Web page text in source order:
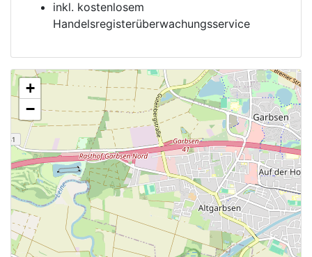
inkl. kostenlosem
Handelsregisterüberwachungsservice
+
−